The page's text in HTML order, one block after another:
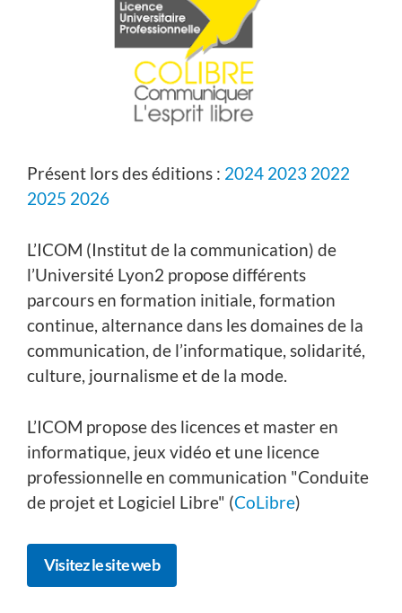
Présent lors des éditions : 2024 2023 2022
2025 2026
L’ICOM (Institut de la communication) de
l’Université Lyon2 propose différents
parcours en formation initiale, formation
continue, alternance dans les domaines de la
communication, de l’informatique, solidarité,
culture, journalisme et de la mode.
L’ICOM propose des licences et master en
informatique, jeux vidéo et une licence
professionnelle en communication "Conduite
de projet et Logiciel Libre" (CoLibre)
Visitez le site web